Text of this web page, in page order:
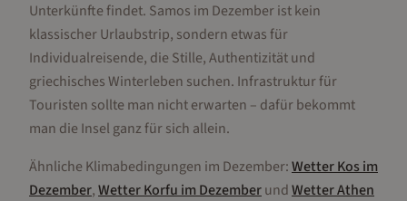
Unterkünfte findet. Samos im Dezember ist kein
klassischer Urlaubstrip, sondern etwas für
Individualreisende, die Stille, Authentizität und
griechisches Winterleben suchen. Infrastruktur für
Touristen sollte man nicht erwarten – dafür bekommt
man die Insel ganz für sich allein.
Ähnliche Klimabedingungen im Dezember:WetterKosim
Dezember,WetterKorfu imDezemberundWetterAthen